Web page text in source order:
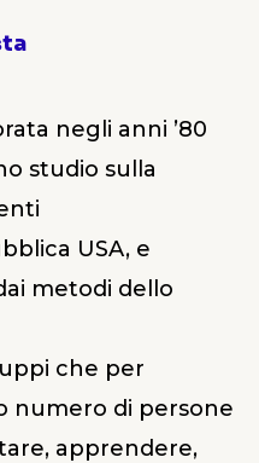
negli anni ’80
studio sulla
USA, e
metodi dello
che per
numero di persone
apprendere,